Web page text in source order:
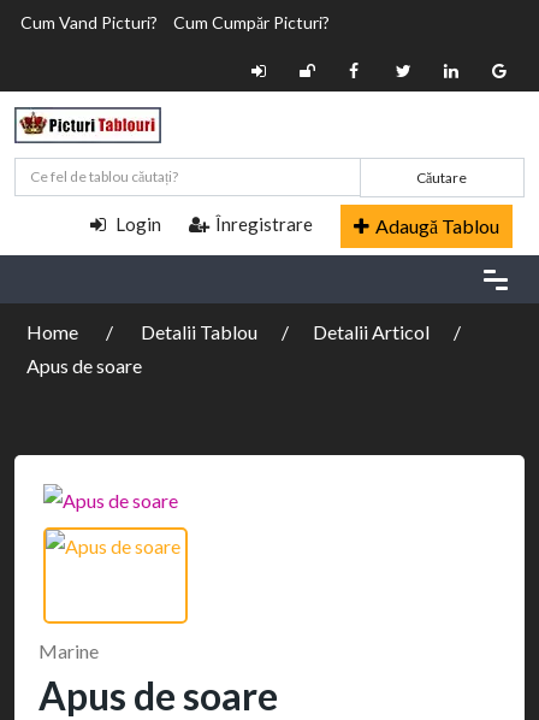
Cum Vand Picturi? Cum Cumpăr Picturi?
Căutare
Login Înregistrare Adaugă Tablou
Home Detalii Tablou
Detalii Articol
Apus de soare
Marine
Apus de soare